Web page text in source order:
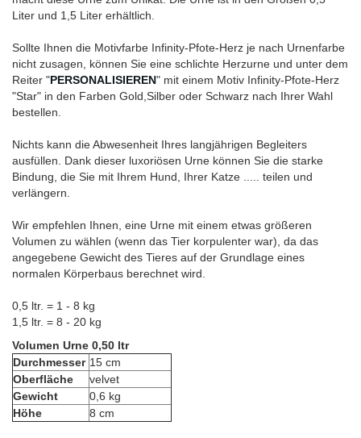
Liter und 1,5 Liter erhältlich.
Sollte Ihnen die Motivfarbe Infinity-Pfote-Herz je nach Urnenfarbe
nicht zusagen, können Sie eine schlichte Herzurne und unter dem
Reiter "PERSONALISIEREN" mit einem Motiv Infinity-Pfote-Herz
"Star" in den Farben Gold,Silber oder Schwarz nach Ihrer Wahl
bestellen.
Nichts kann die Abwesenheit Ihres langjährigen Begleiters
ausfüllen. Dank dieser luxoriösen Urne können Sie die starke
Bindung, die Sie mit Ihrem Hund, Ihrer Katze ..... teilen und
verlängern.
Wir empfehlen Ihnen, eine Urne mit einem etwas größeren
Volumen zu wählen (wenn das Tier korpulenter war), da das
angegebene Gewicht des Tieres auf der Grundlage eines
normalen Körperbaus berechnet wird.
0,5 ltr. = 1 - 8 kg
1,5 ltr. = 8 - 20 kg
Volumen Urne 0,50 ltr
Durchmesser 15 cm
Oberfläche
velvet
Gewicht
0,6 kg
Höhe
8 cm